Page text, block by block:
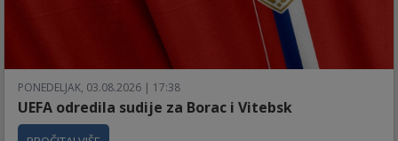
PONEDELJAK, 03.08.2026 | 17:38
UEFA odredila sudije za Borac i Vitebsk